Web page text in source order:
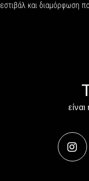
και διαμόρφωση